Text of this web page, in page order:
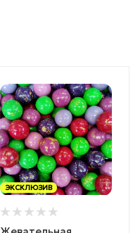
ЭКСКЛЮЗИВ